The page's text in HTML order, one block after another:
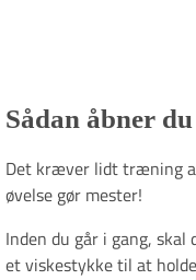
Sådan åbner
Det kræver lidt træning
øvelse gør mester!
Inden du går i gang,
et viskestykke til at